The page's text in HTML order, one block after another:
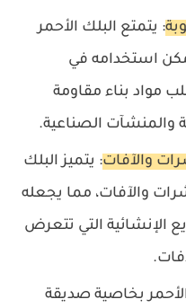
: يتمتع البلك الأحمر
استخدامه في
مواد بناء مقاومة
والمنشآت الصناعية.
والآفات: يتميز البلك
والآفات، مما يجعله
الإنشائية التي تتعرض
بخاصية صديقة